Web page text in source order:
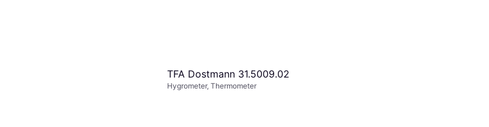
TFA Dostmann 31.5009.02
Hygrometer, Thermometer